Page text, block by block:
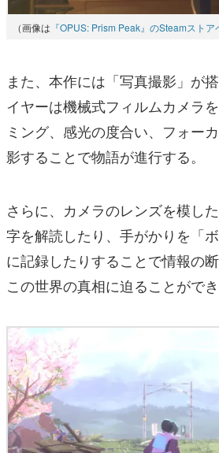
（画像は 『OPUS: Prism Peak』のSteamストア
また、本作には「写真撮影」が
イヤーは機械式フィルムカメラ
ミング、感光の度合い、フォー
影することで物語が進行する。
さらに、カメラのレンズを模し
字を解読したり、手がかりを「
に記録したりすることで情報の
この世界の真相に迫ることができ